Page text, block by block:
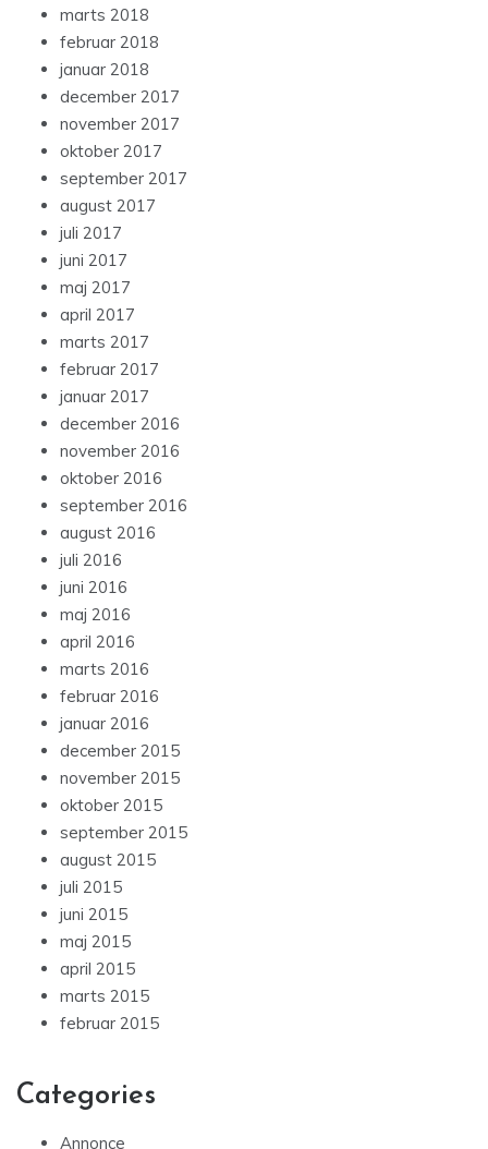
marts 2018
februar 2018
januar 2018
december 2017
november 2017
oktober 2017
september 2017
august 2017
juli 2017
juni 2017
maj 2017
april 2017
marts 2017
februar 2017
januar 2017
december 2016
november 2016
oktober 2016
september 2016
august 2016
juli 2016
juni 2016
maj 2016
april 2016
marts 2016
februar 2016
januar 2016
december 2015
november 2015
oktober 2015
september 2015
august 2015
juli 2015
juni 2015
maj 2015
april 2015
marts 2015
februar 2015
Categories
Annonce